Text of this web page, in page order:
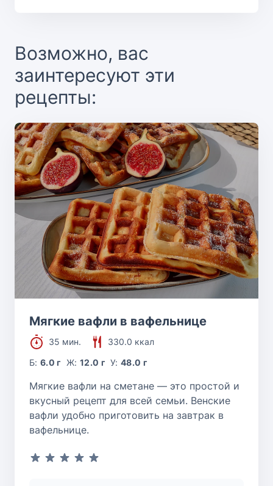
Возможно, вас
заинтересуют эти
рецепты:
Мягкие вафли в вафельнице
35 мин.
330.0 ккал
Б:6.0 г Ж: 12.0 г У:48.0 г
Мягкие вафли на сметане — это простой и
вкусный рецепт для всей семьи. Венские
вафли удобно приготовить на завтрак в
вафельнице.